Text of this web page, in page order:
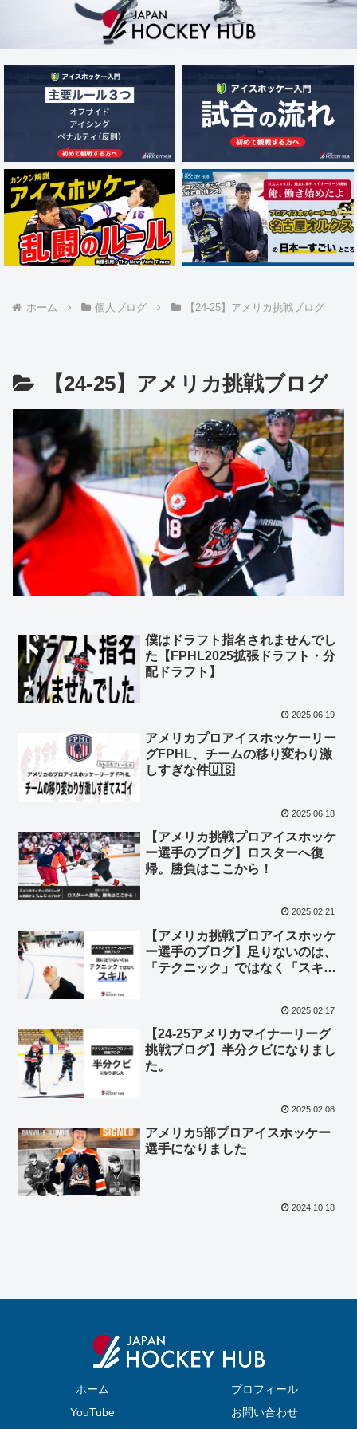
ホーム 個人ブログ 【24-25】アメリカ挑戦ブログ
【24-25】アメリカ挑戦ブログ
僕はドラフト指名されませんでし
た【FPHL2025拡張ドラフト・分
配ドラフト】
2025.06.19
アメリカプロアイスホッケーリー
グFPHL、チームの移り変わり激
しすぎな件🇺🇸
2025.06.18
【アメリカ挑戦プロアイスホッケ
ー選手のブログ】ロスターへ復
帰。勝負はここから！
2025.02.21
【アメリカ挑戦プロアイスホッケ
ー選手のブログ】足りないのは、
「テクニック」ではなく「スキ
2025.02.17
【24-25アメリカマイナーリーグ
挑戦ブログ】半分クビになりまし
た。
2025.02.08
アメリカ5部プロアイスホッケー
選手になりました
2024.10.18
ホーム
プロフィール
YouTube
お問い合わせ